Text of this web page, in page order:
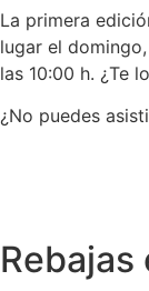
La primera
lugar el
las 10:00 h. ¿Te
¿No puedes
Rebajas